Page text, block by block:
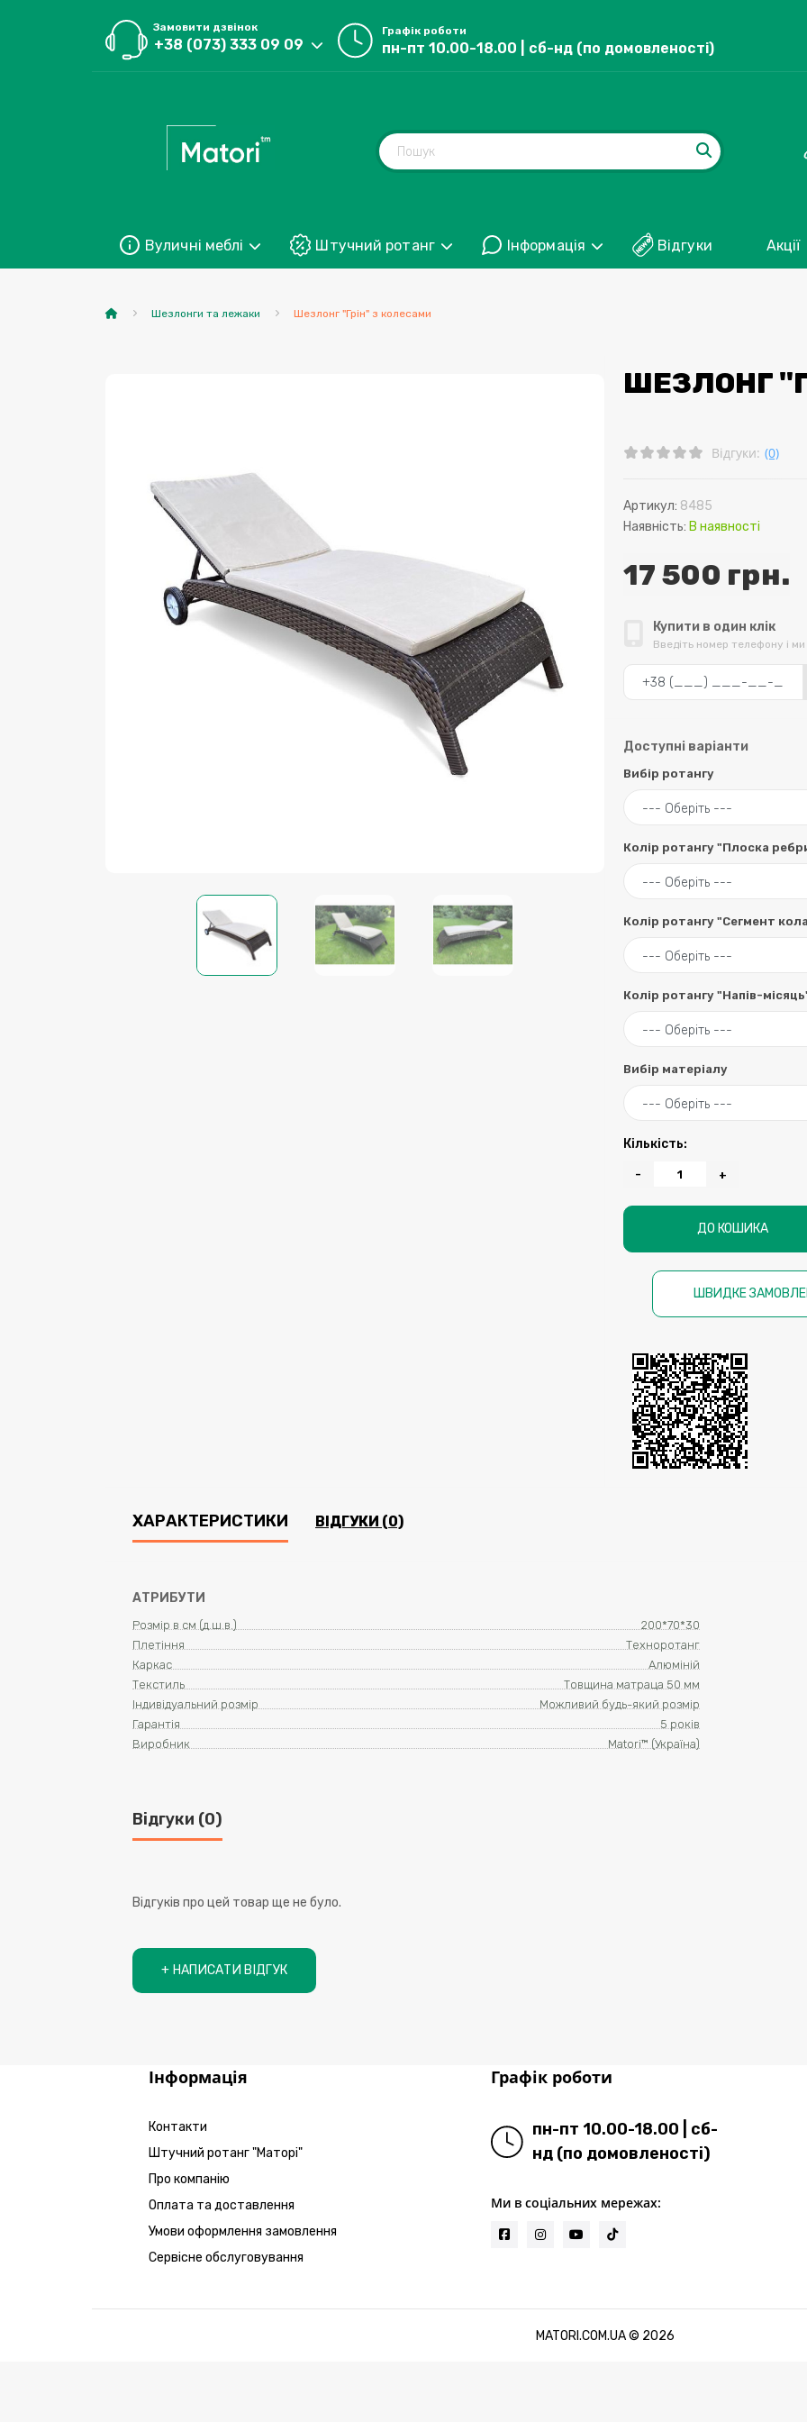
Замовити дзвінок
+38 (073) 333 09 09
Графік роботи
пн-пт 10.00-18.00 | сб-нд (по домовленості)
Вуличні меблі Штучний ротанг Інформація Відгуки Акції
Шезлонги та лежаки Шезлонг "Грін" з колесами
ШЕЗЛОНГ
Відгуки: (0)
Артикул: 8485
Наявність: В наявності
17 500 грн.
Купити в один клік
Введіть номер телефону і
Доступні варіанти
Вибір ротангу
Колір ротангу "Плоска
Колір ротангу "Сегмент
Колір ротангу "Напів-
Вибір матеріалу
Кількість:
- +
ДО КОШИКА
ШВИДКЕ
ХАРАКТЕРИСТИКИ ВІДГУКИ (0)
АТРИБУТИ
Розмір в см (д.ш.в.)
200*70*30
Плетіння
Техноротанг
Каркас
Алюміній
Текстиль
Товщина матраца 50 мм
Індивідуальний розмір
Можливий будь-який розмір
Гарантія
5 років
Виробник
Matori™ (Україна)
Відгуки (0)
Відгуків про цей товар ще не було.
+ НАПИСАТИ ВІДГУК
Інформація
Контакти
Штучний ротанг "Маторі"
Про компанію
Оплата та доставлення
Умови оформлення замовлення
Сервісне обслуговування
Графік роботи
пн-пт 10.00-18.00 | сб-
нд (по домовленості)
Ми в соціальних мережах:
MATORI.COM.UA © 2026